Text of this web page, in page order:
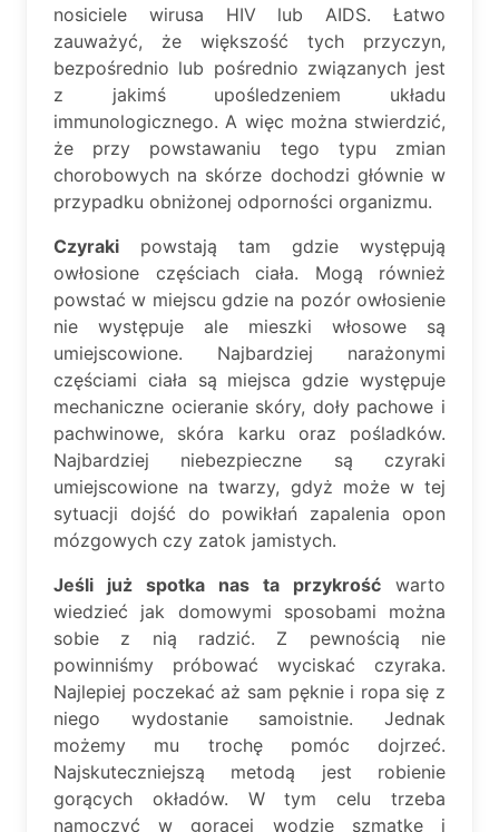
nosiciele wirusa HIV lub AIDS. Łatwo
zauważyć, że większość tych przyczyn,
bezpośrednio lub pośrednio związanych jest
z jakimś upośledzeniem układu
immunologicznego. A więc można stwierdzić,
że przy powstawaniu tego typu zmian
chorobowych na skórze dochodzi głównie w
przypadku obniżonej odporności organizmu.
Czyraki powstają tam gdzie występują
owłosione częściach ciała. Mogą również
powstać w miejscu gdzie na pozór owłosienie
nie występuje ale mieszki włosowe są
umiejscowione. Najbardziej narażonymi
częściami ciała są miejsca gdzie występuje
mechaniczne ocieranie skóry, doły pachowe i
pachwinowe, skóra karku oraz pośladków.
Najbardziej niebezpieczne są czyraki
umiejscowione na twarzy, gdyż może w tej
sytuacji dojść do powikłań zapalenia opon
mózgowych czy zatok jamistych.
Jeśli już spotka nas ta przykrość warto
wiedzieć jak domowymi sposobami można
sobie z nią radzić. Z pewnością nie
powinniśmy próbować wyciskać czyraka.
Najlepiej poczekać aż sam pęknie i ropa się z
niego wydostanie samoistnie. Jednak
możemy mu trochę pomóc dojrzeć.
Najskuteczniejszą metodą jest robienie
gorących okładów. W tym celu trzeba
namoczyć w gorącej wodzie szmatkę i